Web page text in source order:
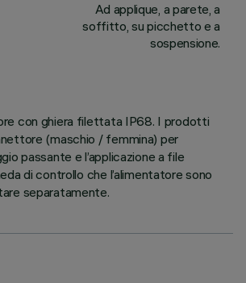
Ad applique, a parete, a
soffitto, su picchetto e a
sospensione.
con ghiera filettata IP68. I prodotti
(maschio / femmina) per
passante e l’applicazione a file
di controllo che l’alimentatore sono
separatamente.